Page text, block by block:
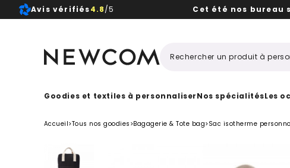
Avis vérifiés4.8/5 Cet été nos bureau
Goodies et textiles à personnaliserNos spécialitésLes
Accueil>Tous nos goodies >Bagagerie & Tote bag>Sac isotherme